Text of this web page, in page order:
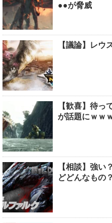
●●が脅威
【議論】レ
【歓喜】待っ
が話題にｗｗ
【相談】強い
どどんなもの？